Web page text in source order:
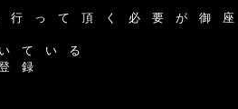
っ て 頂 く 必 要 が 御 座
て い る
録